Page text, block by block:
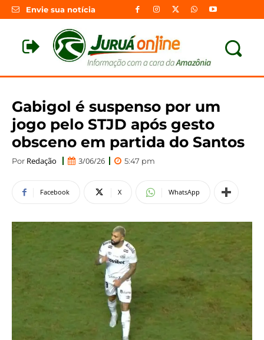
Envie sua notícia
Gabigol é suspenso por um
jogo pelo STJD após gesto
obsceno em partida do Santos
Por Redação 3/06/26 5:47 pm
Facebook X WhatsApp